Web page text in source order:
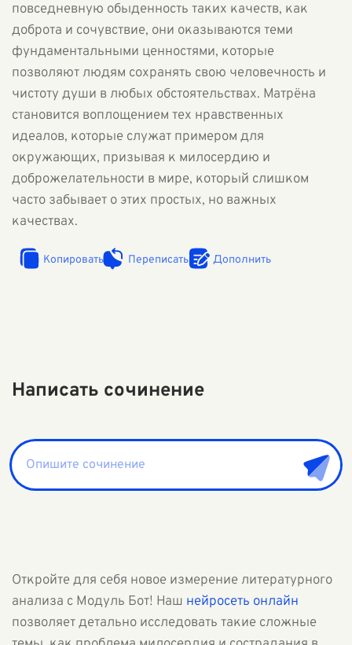
повседневную обыденность таких качеств, как
доброта и сочувствие, они оказываются теми
фундаментальными ценностями, которые
позволяют людям сохранять свою человечность и
чистоту души в любых обстоятельствах. Матрёна
становится воплощением тех нравственных
идеалов, которые служат примером для
окружающих, призывая к милосердию и
доброжелательности в мире, который слишком
часто забывает о этих простых, но важных
качествах.
Копировать Переписать Дополнить
Написать сочинение
Откройте для себя новое измерение литературного
анализа с Модуль Бот! Наш нейросеть онлайн
позволяет детально исследовать такие сложные